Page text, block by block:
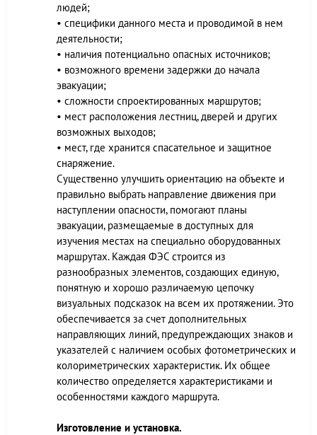
людей;
• специфики данного места и проводимой в нем
деятельности;
• наличия потенциально опасных источников;
• возможного времени задержки до начала
эвакуации;
• сложности спроектированных маршрутов;
• мест расположения лестниц, дверей и других
возможных выходов;
• мест, где хранится спасательное и защитное
снаряжение.
Существенно улучшить ориентацию на объекте и
правильно выбрать направление движения при
наступлении опасности, помогают планы
эвакуации, размещаемые в доступных для
изучения местах на специально оборудованных
маршрутах. Каждая ФЭС строится из
разнообразных элементов, создающих единую,
понятную и хорошо различаемую цепочку
визуальных подсказок на всем их протяжении. Это
обеспечивается за счет дополнительных
направляющих линий, предупреждающих знаков и
указателей с наличием особых фотометрических и
колориметрических характеристик. Их общее
количество определяется характеристиками и
особенностями каждого маршрута.
Изготовление и установка.